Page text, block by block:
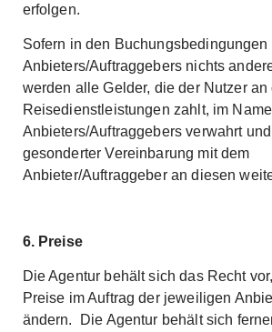
erfolgen.
Sofern in den Buchungsbedingungen
Anbieters/Auftraggebers nichts
werden alle Gelder, die der Nutzer an
Reisedienstleistungen zahlt, im
Anbieters/Auftraggebers verwahrt
gesonderter Vereinbarung mit dem
Anbieter/Auftraggeber an diesen
6. Preise
Die Agentur behält sich das Recht
Preise im Auftrag der jeweiligen
ändern. Die Agentur behält sich